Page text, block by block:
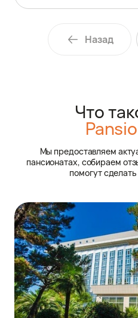
Назад
Что
Мы предоставляем
пансионатах, собираем
помогут